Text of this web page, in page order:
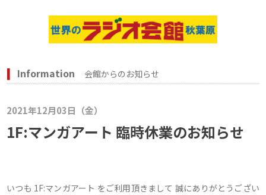
Information 会館からのお知らせ
2021年12月03日（金）
1F:マンガアート 臨時休業のお知らせ
いつも 1F:マンガアート をご利用頂きまして 誠にありがとうござい